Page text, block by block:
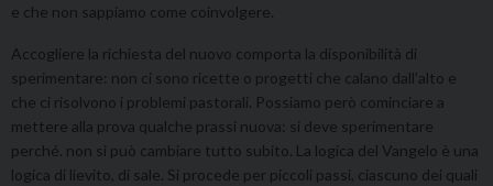
e che non sappiamo come coinvolgere.
Accogliere la richiesta del nuovo comporta la disponibilità di
sperimentare: non ci sono ricette o progetti che calano dall’alto e
che ci risolvono i problemi pastorali. Possiamo però cominciare a
mettere alla prova qualche prassi nuova: si deve sperimentare
perché. non si può cambiare tutto subito. La logica del Vangelo è una
logica di lievito, di sale. Si procede per piccoli passi, ciascuno dei quali